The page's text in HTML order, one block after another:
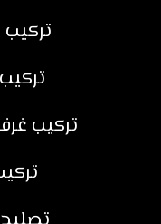
تركيب